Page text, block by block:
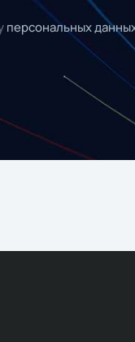
персональных